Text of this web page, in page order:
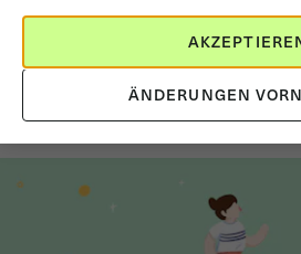
Vorteile der eSignatur
Vertriebsteams und
Development
ÄNDERUNGEN